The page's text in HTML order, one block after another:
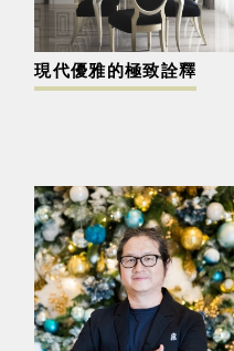
現代優雅的極致詮釋